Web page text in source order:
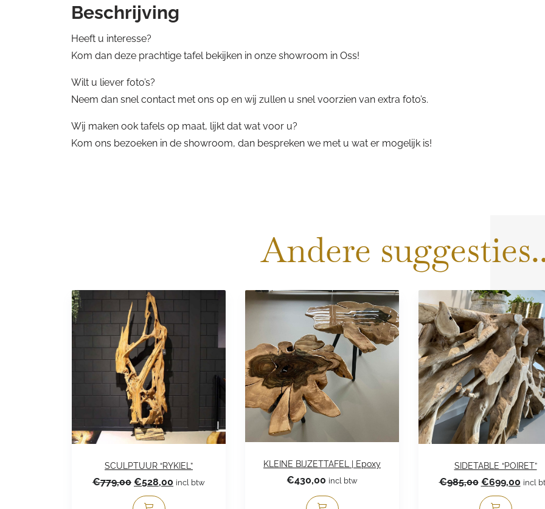
Beschrijving
Heeft u interesse?
Kom dan deze prachtige tafel bekijken in onze showroom in Oss!
Wilt u liever foto’s?
Neem dan snel contact met ons op en wij zullen u snel voorzien van extra foto’s.
Wij maken ook tafels op maat, lijkt dat wat voor u?
Kom ons bezoeken in de showroom, dan bespreken we met u wat er mogelijk is!
Andere
SCULPTUUR “RYKIEL”
€779,00 Oorspronkelijke
prijs
€528,00 Huidige
incl btw
KLEINE BIJZETTAFEL | Epoxy
€430,00 incl btw
SIDETABLE “POIRET”
€985,00
prijs
€699,00 incl